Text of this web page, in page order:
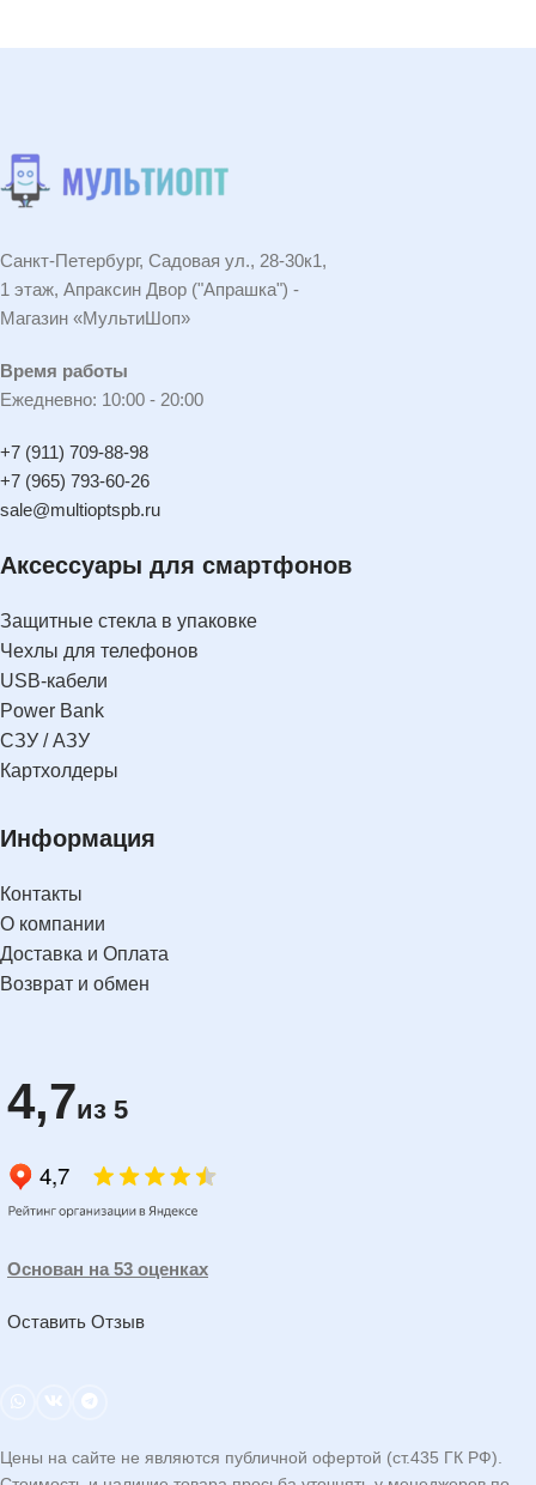
Санкт-Петербург, Садовая ул., 28-30к1,
1 этаж, Апраксин Двор ("Апрашка") -
Магазин «МультиШоп»
Время работы
Ежедневно: 10:00 - 20:00
+7 (911) 709-88-98
+7 (965) 793-60-26
sale@multioptspb.ru
Аксессуары для смартфонов
Защитные стекла в упаковке
Чехлы для телефонов
USB-кабели
Power Bank
СЗУ / АЗУ
Картхолдеры
Информация
Контакты
О компании
Доставка и Оплата
Возврат и обмен
4,7из 5
Основан на 53 оценках
Оставить Отзыв
Цены на сайте не являются публичной офертой (ст.435 ГК РФ).